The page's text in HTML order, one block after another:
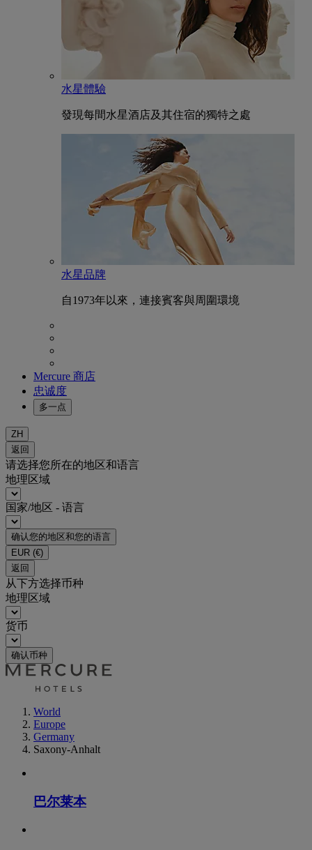
水星體驗
發現每間水星酒店及其住宿的獨特之處
水星品牌
自1973年以來，連接賓客與周圍環境
Mercure 商店
忠诚度
多一点
ZH
返回
请选择您所在的地区和语言
地理区域
国家/地区 - 语言
确认您的地区和您的语言
EUR (€)
返回
从下方选择币种
地理区域
货币
确认币种
World
Europe
Germany
Saxony-Anhalt
巴尔莱本